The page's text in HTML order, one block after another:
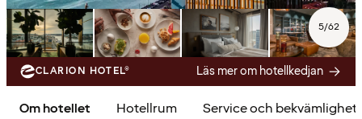
5/62
CLARION HOTEL® Läs mer om hotellkedjan
Om hotellet Hotellrum Service och